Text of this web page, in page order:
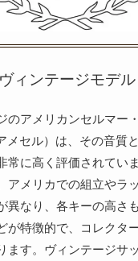
ヴィンテージモデル
のアメリカンセルマー
メセル）は、その音質
常に高く評価されてい
アメリカでの組立やラ
異なり、各キーの高さ
が特徴的で、コレクタ
ます。ヴィンテージサ